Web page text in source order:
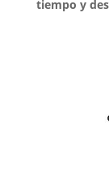
tiempo y